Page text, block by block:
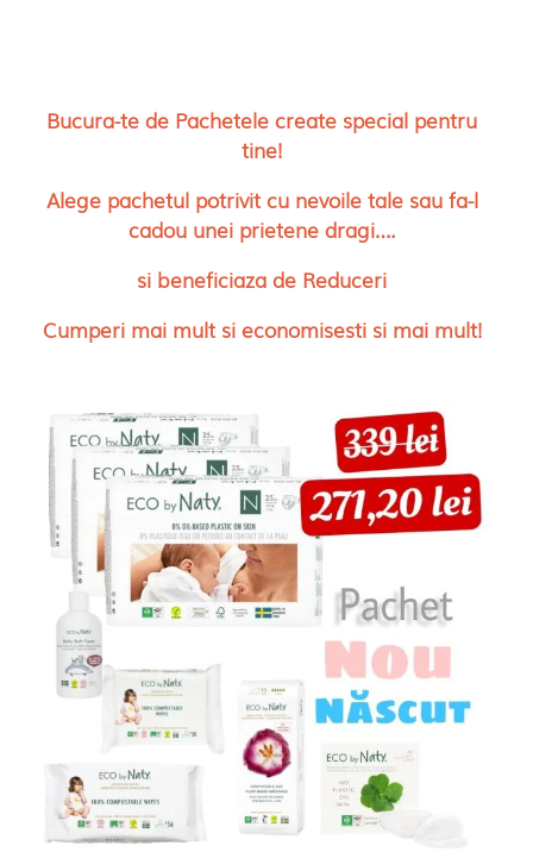
Bucura-te de Pachetele create special pentru
tine!
Alege pachetul potrivit cu nevoile tale sau fa-l
cadou unei prietene dragi….
si beneficiaza de Reduceri
Cumperi mai mult si economisesti si mai mult!